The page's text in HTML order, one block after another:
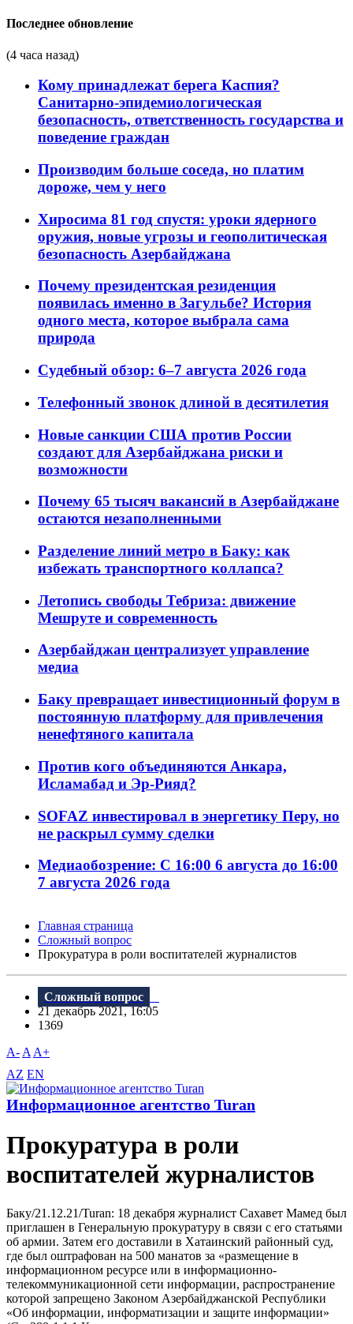
Последнее обновление
(4 часа назад)
Кому принадлежат берега Каспия?
Санитарно-эпидемиологическая
безопасность, ответственность государства и
поведение граждан
Производим больше соседа, но платим
дороже, чем у него
Хиросима 81 год спустя: уроки ядерного
оружия, новые угрозы и геополитическая
безопасность Азербайджана
Почему президентская резиденция
появилась именно в Загульбе? История
одного места, которое выбрала сама
природа
Судебный обзор: 6–7 августа 2026 года
Телефонный звонок длиной в десятилетия
Новые санкции США против России
создают для Азербайджана риски и
возможности
Почему 65 тысяч вакансий в Азербайджане
остаются незаполненными
Разделение линий метро в Баку: как
избежать транспортного коллапса?
Летопись свободы Тебриза: движение
Мешруте и современность
Азербайджан централизует управление
медиа
Баку превращает инвестиционный форум в
постоянную платформу для привлечения
ненефтяного капитала
Против кого объединяются Анкара,
Исламабад и Эр-Рияд?
SOFAZ инвестировал в энергетику Перу, но
не раскрыл сумму сделки
Медиаобозрение: С 16:00 6 августа до 16:00
7 августа 2026 года
Главная страница
Сложный вопрос
Прокуратура в роли воспитателей журналистов
Сложный вопрос
21 декабрь 2021, 16:05
1369
A- A A+
AZ EN
Информационное агентство Turan
Прокуратура в роли
воспитателей журналистов
Баку/21.12.21/Turan: 18 декабря журналист Сахавет Мамед был
приглашен в Генеральную прокуратуру в связи с его статьями
об армии. Затем его доставили в Хатаинский районный суд,
где был оштрафован на 500 манатов за «размещение в
информационном ресурсе или в информационно-
телекоммуникационной сети информации, распространение
которой запрещено Законом Азербайджанской Республики
«Об информации, информатизации и защите информации»